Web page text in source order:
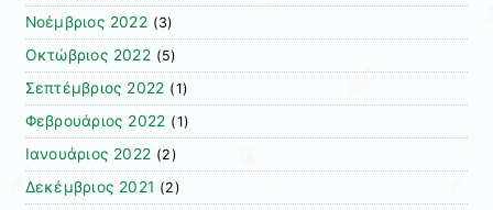
Νοέμβριος 2022(3)
Οκτώβριος 2022(5)
Σεπτέμβριος 2022 (1)
Φεβρουάριος 2022 (1)
Ιανουάριος 2022 (2)
Δεκέμβριος 2021 (2)